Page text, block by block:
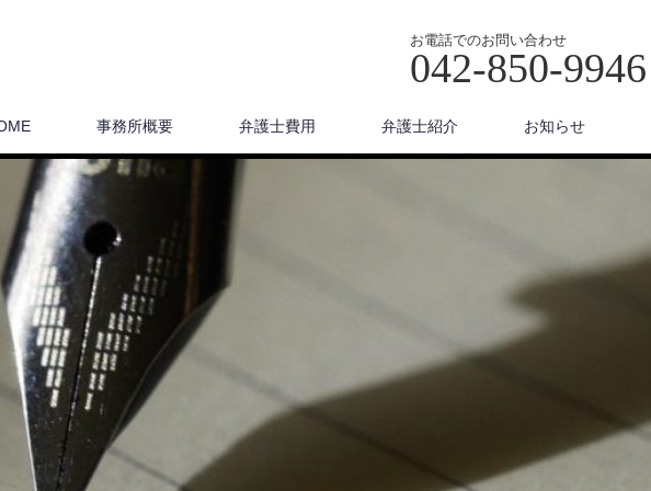
お電話でのお問い合わせ
042-850-9946
事務所概要 弁護士費用 弁護士紹介 お知らせ